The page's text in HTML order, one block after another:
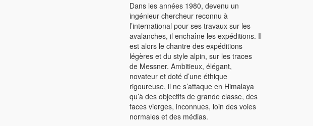
Dans les années 1980, devenu un
ingénieur chercheur reconnu à
l’international pour ses travaux sur les
avalanches, il enchaîne les expéditions. Il
est alors le chantre des expéditions
légères et du style alpin, sur les traces
de Messner. Ambitieux, élégant,
novateur et doté d’une éthique
rigoureuse, il ne s’attaque en Himalaya
qu’à des objectifs de grande classe, des
faces vierges, inconnues, loin des voies
normales et des médias.